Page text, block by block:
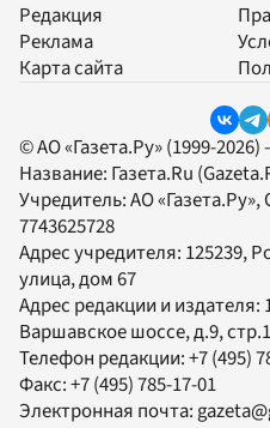
Редакция
Реклама
Карта сайта
© АО «Газета.Ру» (1999-
Название: Газета.Ru
Учредитель:АО «Газета.Ру»,
7743625728
Адрес учредителя: 125239,
улица, дом 67
Адрес редакции и издателя:
Варшавское шоссе, д.9, стр.1
Телефон редакции:+7 (495)
Факс:+7 (495) 785-17-01
Электронная почта: